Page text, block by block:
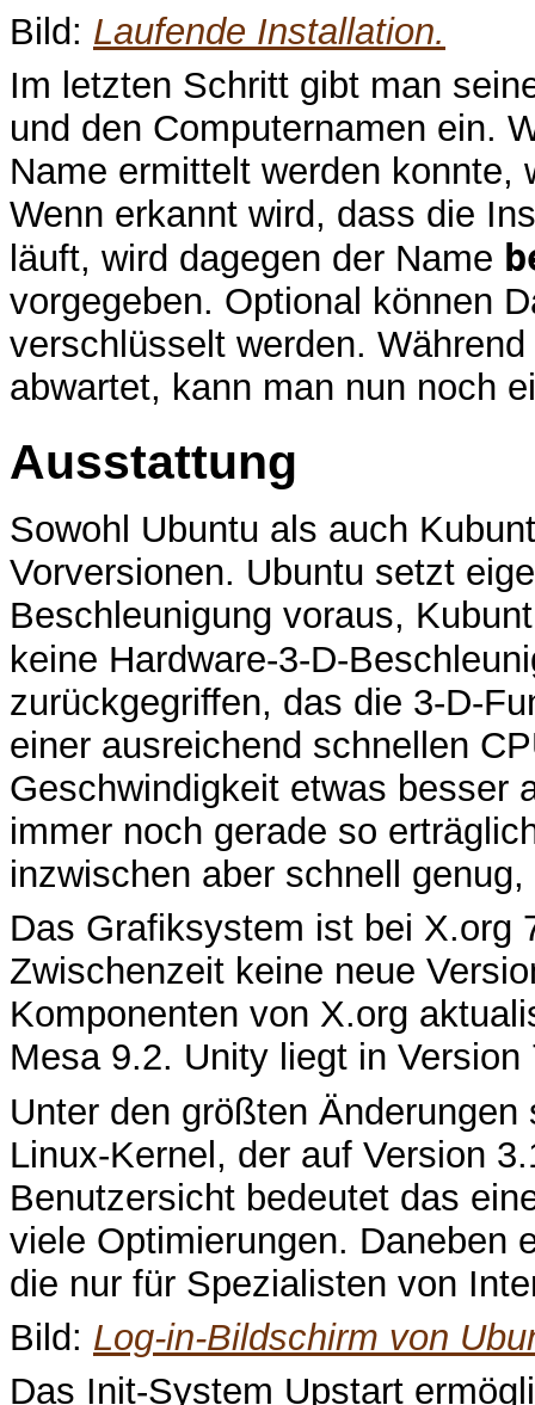
Bild: Laufende Installation.
Im letzten Schritt gibt man
und den Computernamen ein.
Name ermittelt werden konnte,
Wenn erkannt wird, dass die
läuft, wird dagegen der Name
vorgegeben. Optional können
verschlüsselt werden.
abwartet, kann man nun noch
Ausstattung
Sowohl Ubuntu als auch
Vorversionen. Ubuntu setzt
Beschleunigung voraus,
keine Hardware-3-D-
zurückgegriffen, das die 3-D-
einer ausreichend schnellen
Geschwindigkeit etwas besser
immer noch gerade so
inzwischen aber schnell
Das Grafiksystem ist bei X.org
Zwischenzeit keine neue
Komponenten von X.org
Mesa 9.2. Unity liegt in Version
Unter den größten
Linux-Kernel, der auf Version
Benutzersicht bedeutet das
viele Optimierungen. Daneben
die nur für Spezialisten von
Bild: Log-in-Bildschirm von
Das Init-System Upstart